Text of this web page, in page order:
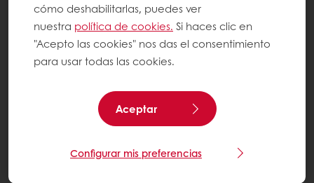
cómo deshabilitarlas, puedes ver
nuestra política de cookies. Si haces clic en
"Acepto las cookies" nos das el consentimiento
para usar todas las cookies.
Aceptar
Configurar mis preferencias